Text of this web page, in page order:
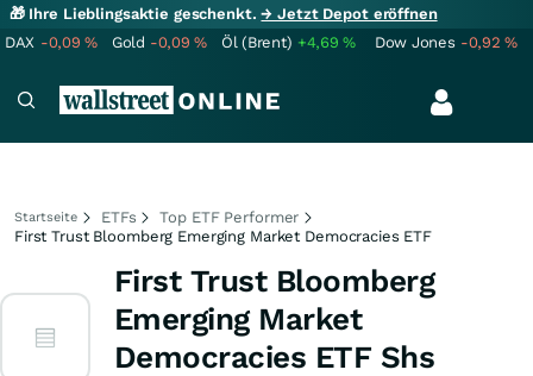
🎁 Ihre Lieblingsaktie geschenkt.→ Jetzt Depot eröffnen
DAX -0,09% Gold -0,09% Öl (Brent) +4,69% Dow Jones -0,92%
Startseite ETFs
Top ETF Performer
First Trust Bloomberg Emerging Market Democracies ETF
First Trust Bloomberg
Emerging Market
Democracies ETF Shs